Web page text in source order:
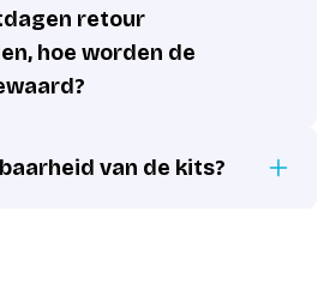
retour
hoe worden de
van de kits?